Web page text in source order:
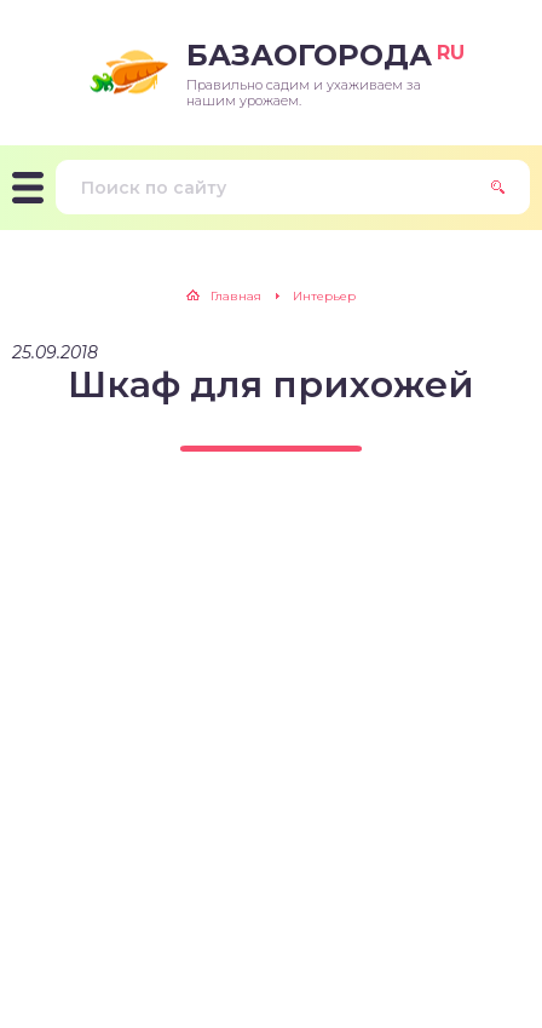
БАЗАОГОРОДА RU
Правильно садим и ухаживаем за
нашим урожаем.
Главная Интерьер
25.09.2018
Шкаф для прихожей